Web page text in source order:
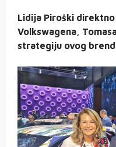
Lidija Piroški
Volkswagena,
strategiju ovog